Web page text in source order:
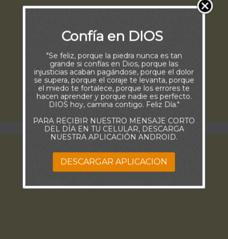
Confía en DIOS
"Se feliz, porque la piedra nunca es tan
grande si confías en Dios, porque las
injusticias acaban pagándose, porque el dolor
se supera, porque el coraje te levanta, porque
el miedo te fortalece, porque los errores te
hacen aprender y porque nadie es perfecto.
DIOS hoy, camina contigo. Feliz Día."
PARA RECIBIR NUESTRO MENSAJE CORTO
DEL DÍA EN TU CELULAR, DESCARGA
NUESTRA APLICACIÓN ANDROID.
DESCARGAR APLICACION